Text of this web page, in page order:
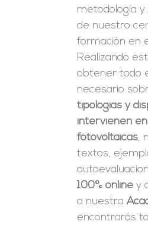
metodología
de nuestro
formación en
Realizando
obtener todo
necesario
tipologías y
intervienen
fotovoltaicas,
textos,
100% online y
a nuestra
encontrarás